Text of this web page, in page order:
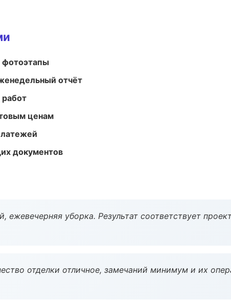
фотоэтапы
отчёт
работ
ценам
документов
ежевечерняя уборка. Результат соответствует
отделки отличное, замечаний минимум и их